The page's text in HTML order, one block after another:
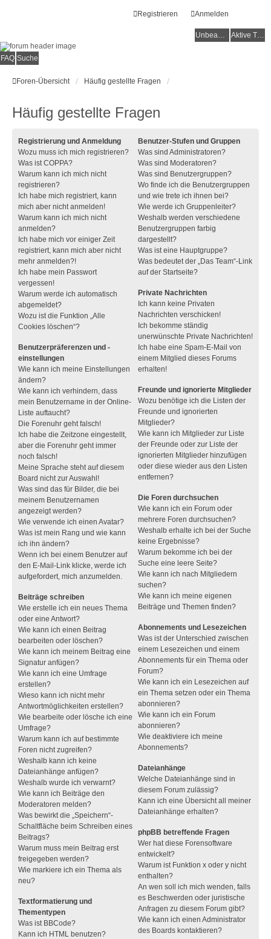
Anmelden
Registrieren
Unbeantwortete Themen Aktive Themen
FAQ Suche
Foren-Übersicht Häufig gestellte Fragen
Häufig gestellte Fragen
Registrierung und Anmeldung
Wozu muss ich mich registrieren?
Was ist COPPA?
Warum kann ich mich nicht
registrieren?
Ich habe mich registriert, kann
mich aber nicht anmelden!
Warum kann ich mich nicht
anmelden?
Ich habe mich vor einiger Zeit
registriert, kann mich aber nicht
mehr anmelden?!
Ich habe mein Passwort
vergessen!
Warum werde ich automatisch
abgemeldet?
Wozu ist die Funktion „Alle
Cookies löschen“?
Benutzerpräferenzen und -
einstellungen
Wie kann ich meine Einstellungen
ändern?
Wie kann ich verhindern, dass
mein Benutzername in der Online-
Liste auftaucht?
Die Forenuhr geht falsch!
Ich habe die Zeitzone eingestellt,
aber die Forenuhr geht immer
noch falsch!
Meine Sprache steht auf diesem
Board nicht zur Auswahl!
Was sind das für Bilder, die bei
meinem Benutzernamen
angezeigt werden?
Wie verwende ich einen Avatar?
Was ist mein Rang und wie kann
ich ihn ändern?
Wenn ich bei einem Benutzer auf
den E-Mail-Link klicke, werde ich
aufgefordert, mich anzumelden.
Beiträge schreiben
Wie erstelle ich ein neues Thema
oder eine Antwort?
Wie kann ich einen Beitrag
bearbeiten oder löschen?
Wie kann ich meinem Beitrag eine
Signatur anfügen?
Wie kann ich eine Umfrage
erstellen?
Wieso kann ich nicht mehr
Antwortmöglichkeiten erstellen?
Wie bearbeite oder lösche ich eine
Umfrage?
Warum kann ich auf bestimmte
Foren nicht zugreifen?
Weshalb kann ich keine
Dateianhänge anfügen?
Weshalb wurde ich verwarnt?
Wie kann ich Beiträge den
Moderatoren melden?
Was bewirkt die „Speichern“-
Schaltfläche beim Schreiben eines
Beitrags?
Warum muss mein Beitrag erst
freigegeben werden?
Wie markiere ich ein Thema als
neu?
Textformatierung und
Thementypen
Was ist BBCode?
Kann ich HTML benutzen?
Benutzer-Stufen und Gruppen
Was sind Administratoren?
Was sind Moderatoren?
Was sind Benutzergruppen?
Wo finde ich die Benutzergruppen
und wie trete ich ihnen bei?
Wie werde ich Gruppenleiter?
Weshalb werden verschiedene
Benutzergruppen farbig
dargestellt?
Was ist eine Hauptgruppe?
Was bedeutet der „Das Team“-Link
auf der Startseite?
Private Nachrichten
Ich kann keine Privaten
Nachrichten verschicken!
Ich bekomme ständig
unerwünschte Private Nachrichten!
Ich habe eine Spam-E-Mail von
einem Mitglied dieses Forums
erhalten!
Freunde und ignorierte Mitglieder
Wozu benötige ich die Listen der
Freunde und ignorierten
Mitglieder?
Wie kann ich Mitglieder zur Liste
der Freunde oder zur Liste der
ignorierten Mitglieder hinzufügen
oder diese wieder aus den Listen
entfernen?
Die Foren durchsuchen
Wie kann ich ein Forum oder
mehrere Foren durchsuchen?
Weshalb erhalte ich bei der Suche
keine Ergebnisse?
Warum bekomme ich bei der
Suche eine leere Seite?
Wie kann ich nach Mitgliedern
suchen?
Wie kann ich meine eigenen
Beiträge und Themen finden?
Abonnements und Lesezeichen
Was ist der Unterschied zwischen
einem Lesezeichen und einem
Abonnements für ein Thema oder
Forum?
Wie kann ich ein Lesezeichen auf
ein Thema setzen oder ein Thema
abonnieren?
Wie kann ich ein Forum
abonnieren?
Wie deaktiviere ich meine
Abonnements?
Dateianhänge
Welche Dateianhänge sind in
diesem Forum zulässig?
Kann ich eine Übersicht all meiner
Dateianhänge erhalten?
phpBB betreffende Fragen
Wer hat diese Forensoftware
entwickelt?
Warum ist Funktion x oder y nicht
enthalten?
An wen soll ich mich wenden, falls
es Beschwerden oder juristische
Anfragen zu diesem Forum gibt?
Wie kann ich einen Administrator
des Boards kontaktieren?